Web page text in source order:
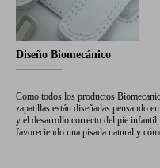
Diseño Biomecánico
Como todos los productos
zapatillas están diseñadas pensando
y el desarrollo correcto del pie infantil,
favoreciendo una pisada natural y